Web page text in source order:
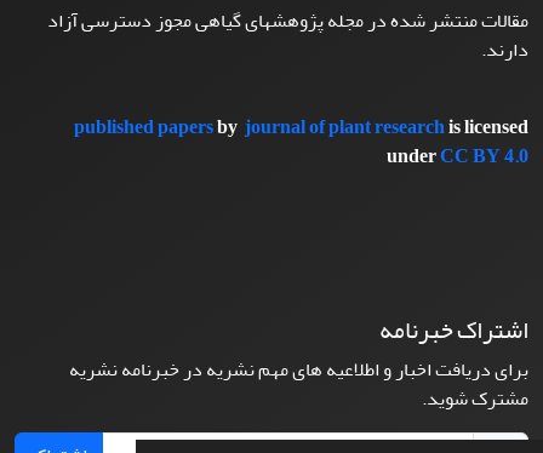
مقالات منتشر شده در مجله پژوهشهای گیاهی مجوز دسترسی آزاد
دارند.
published papersbyjournal of plant researchis licensed
underCC BY 4.0
اشتراک خبرنامه
برای دریافت اخبار و اطلاعیه های مهم نشریه در خبرنامه نشریه
مشترک شوید.